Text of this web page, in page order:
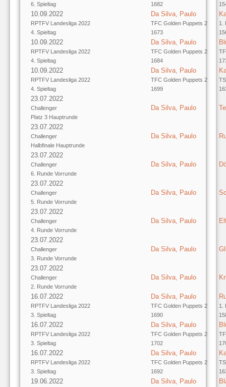
6. Spieltag
1682
10.09.2022
RPTFV Landesliga 2022
4. Spieltag
Da Silva, Paulo
TFC Golden Puppets 2
1673
1.
10.09.2022
RPTFV Landesliga 2022
4. Spieltag
Da Silva, Paulo
TFC Golden Puppets 2
1684
10.09.2022
RPTFV Landesliga 2022
4. Spieltag
Da Silva, Paulo
TFC Golden Puppets 2
1699
23.07.2022
Challenger
Platz 3 Hauptrunde
Da Silva, Paulo
23.07.2022
Challenger
Halbfinale Hauptrunde
Da Silva, Paulo
23.07.2022
Challenger
6. Runde Vorrunde
Da Silva, Paulo
23.07.2022
Challenger
5. Runde Vorrunde
Da Silva, Paulo
23.07.2022
Challenger
4. Runde Vorrunde
Da Silva, Paulo
23.07.2022
Challenger
3. Runde Vorrunde
Da Silva, Paulo
23.07.2022
Challenger
2. Runde Vorrunde
Da Silva, Paulo
16.07.2022
RPTFV Landesliga 2022
3. Spieltag
Da Silva, Paulo
TFC Golden Puppets 2
1690
1.
16.07.2022
RPTFV Landesliga 2022
3. Spieltag
Da Silva, Paulo
TFC Golden Puppets 2
1702
16.07.2022
RPTFV Landesliga 2022
3. Spieltag
Da Silva, Paulo
TFC Golden Puppets 2
1692
19.06.2022 Da Silva, Paulo